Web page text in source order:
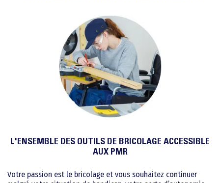
L'ENSEMBLE DES OUTILS DE BRICOLAGE ACCESSIBLE
AUX PMR
Votre passion est le bricolage et vous souhaitez continuer